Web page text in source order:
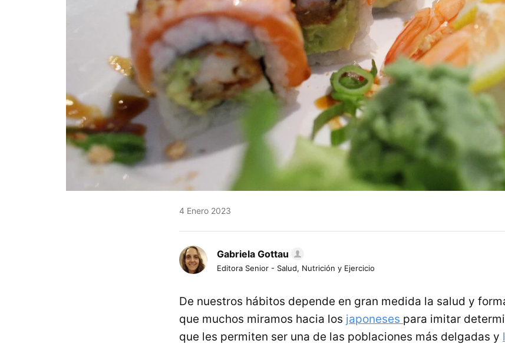
4 Enero 2023
Gabriela Gottau
Editora Senior - Salud, Nutrición y Ejercicio
De nuestros hábitos depende en gran medida la salud y
que muchos miramos hacia los japoneses para imitar
que les permiten ser una de las poblaciones más delgadas y